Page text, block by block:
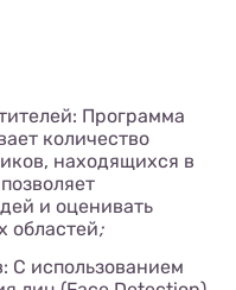
Программа
количество
находящихся в
и оценивать
областей;
С использованием